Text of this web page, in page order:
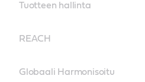
Tuotteen hallinta
REACH
Globaali Harmonisoitu